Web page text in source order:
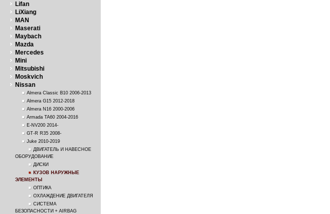
Lifan
LiXiang
MAN
Maserati
Maybach
Mazda
Mercedes
Mini
Mitsubishi
Moskvich
Nissan
Almera Classic B10 2006-2013
Almera G15 2012-2018
Almera N16 2000-2006
Armada TA60 2004-2016
E-NV200 2014-
GT-R R35 2008-
Juke 2010-2019
ДВИГАТЕЛЬ И НАВЕСНОЕ
ОБОРУДОВАНИЕ
ДИСКИ
КУЗОВ НАРУЖНЫЕ
ЭЛЕМЕНТЫ
ОПТИКА
ОХЛАЖДЕНИЕ ДВИГАТЕЛЯ
СИСТЕМА
БЕЗОПАСНОСТИ + AIRBAG